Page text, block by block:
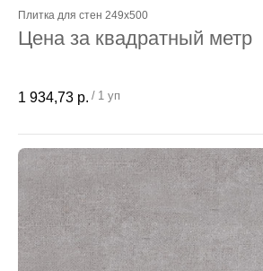
Плитка для стен 249x500
Цена за квадратный метр
1 934,73 р. / 1 уп